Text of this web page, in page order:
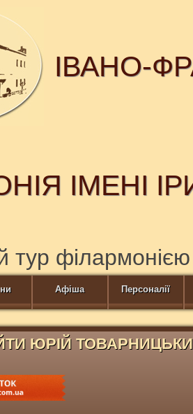
ІВАНО-
ІМЕНІ
тур філармонією
Афіша Персоналії
ЮРІЙ